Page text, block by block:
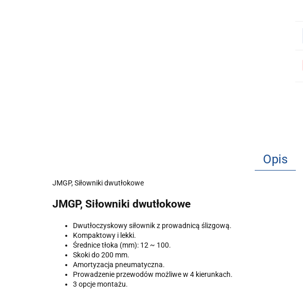
Opis
JMGP, Siłowniki dwutłokowe
JMGP, Siłowniki dwutłokowe
Dwutłoczyskowy siłownik z prowadnicą ślizgową.
Kompaktowy i lekki.
Średnice tłoka (mm): 12 ~ 100.
Skoki do 200 mm.
Amortyzacja pneumatyczna.
Prowadzenie przewodów możliwe w 4 kierunkach.
3 opcje montażu.